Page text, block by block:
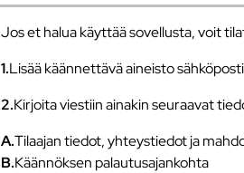
Jos et halua käyttää sovellusta, voit
1.Lisää käännettävä aineisto
2.Kirjoita viestiin ainakin seuraavat
A.Tilaajan tiedot, yhteystiedot ja
B.Käännöksen palautusajankohta